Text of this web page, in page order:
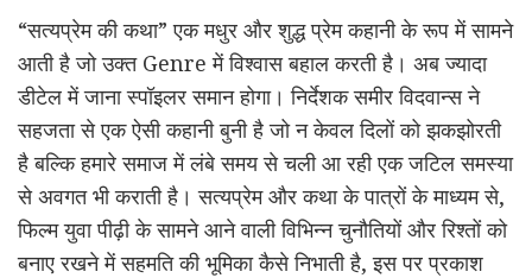
“सत्यप्रेम की कथा” एक मधुर और शुद्ध प्रेम कहानी के रूप में सामने
आती है जो उक्त Genre में विश्वास बहाल करती है। अब ज्यादा
डीटेल में जाना स्पॉइलर समान होगा। निर्देशक समीर विदवान्स ने
सहजता से एक ऐसी कहानी बुनी है जो न केवल दिलों को झकझोरती
है बल्कि हमारे समाज में लंबे समय से चली आ रही एक जटिल समस्या
से अवगत भी कराती है। सत्यप्रेम और कथा के पात्रों के माध्यम से,
फिल्म युवा पीढ़ी के सामने आने वाली विभिन्न चुनौतियों और रिश्तों को
बनाए रखने में सहमति की भूमिका कैसे निभाती है, इस पर प्रकाश